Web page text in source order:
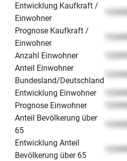
Entwicklung Kaufkraft /
Einwohner
Prognose Kaufkraft /
Einwohner
Anzahl Einwohner
Anteil Einwohner
Bundesland/Deutschland
Entwicklung Einwohner
Prognose Einwohner
Anteil Bevölkerung über
65
Entwicklung Anteil
Bevölkerung über 65